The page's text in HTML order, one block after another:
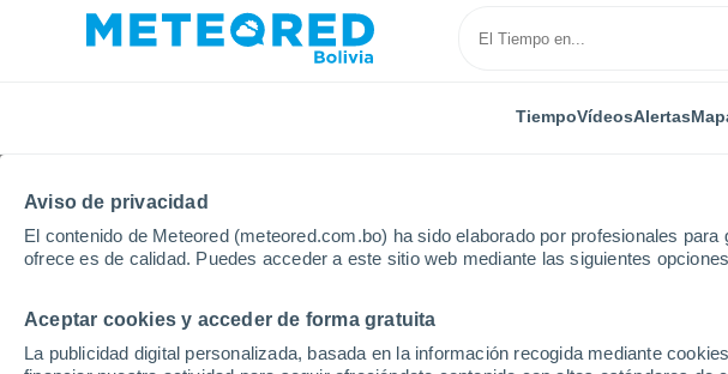
Aviso de privacidad
El contenido de Meteored (meteored.com.bo) ha sido elaborado por profesionales
ofrece es de calidad. Puedes acceder a este sitio web mediante las siguientes
Aceptar cookies y acceder de forma gratuita
La publicidad digital personalizada, basada en la información recogida mediante
TiempoVídeosAlertas
Inicio Vídeos Avalancha masiva en el norte del Annapurna, Nepal